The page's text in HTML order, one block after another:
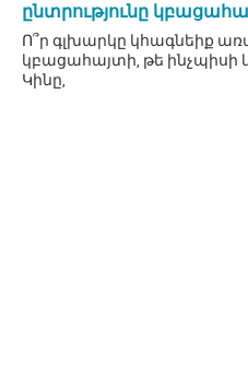
ընտրությունը
Ո՞ր գլխարկը կհագնեիք
կբացահայտի, թե ինչպիսի
Կինը,